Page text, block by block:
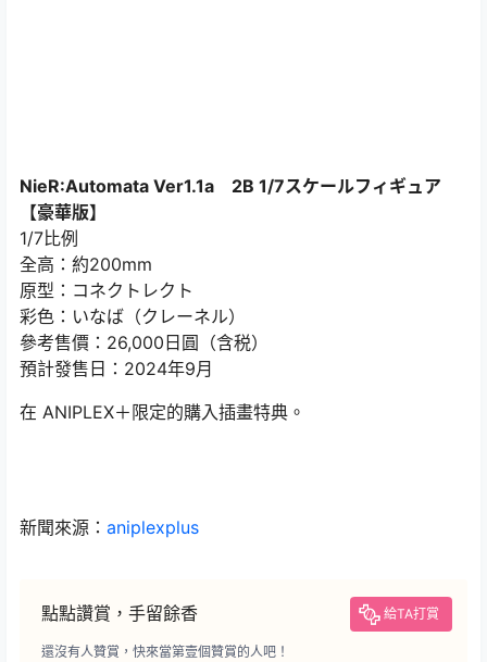
NieR:Automata Ver1.1a 2B 1/7スケールフィギュア
【豪華版】
1/7比例
全高：約200mm
原型：コネクトレクト
彩色：いなば（クレーネル）
參考售價：26,000日圓（含税）
預計發售日：2024年9月
在 ANIPLEX＋限定的購入插畫特典。
新聞來源： aniplexplus
點點讚賞，手留餘香 給TA打賞
還沒有人贊賞，快來當第壹個贊賞的人吧！